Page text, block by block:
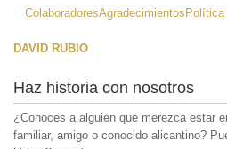
ColaboradoresAgradecimientosPolítica
DAVID RUBIO
Haz historia con nosotros
¿Conoces a alguien que merezca estar
familiar, amigo o conocido alicantino?